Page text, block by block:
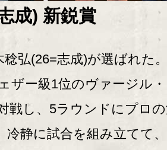
成) 新鋭賞
弘(26=志成)が選ばれた
ザー級1位のヴァージル
戦し、5ラウンドにプロ
冷静に試合を組み立てて